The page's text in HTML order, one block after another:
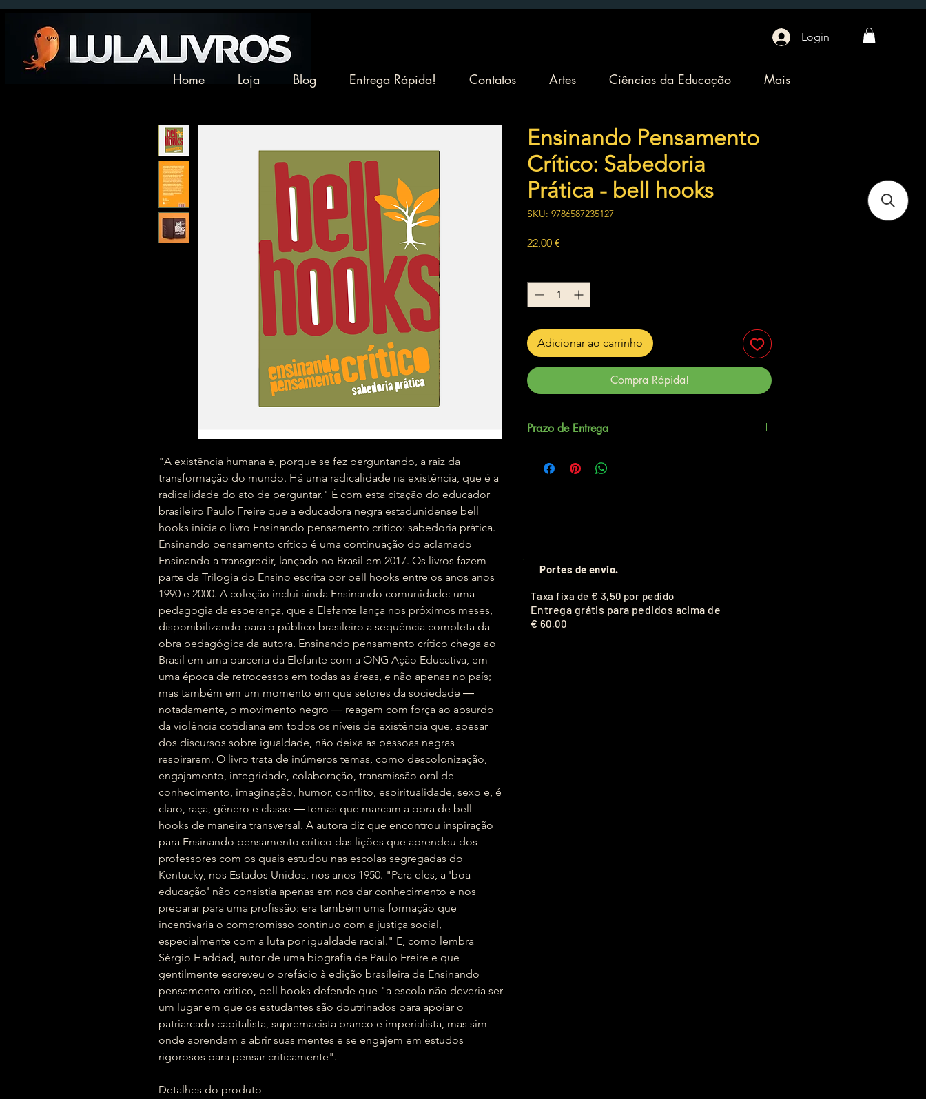
Login
Home Loja Blog Entrega Rápida! Contatos Artes Ciências da Educação Mais
"A existência humana é, porque se fez perguntando, a raiz da
transformação do mundo. Há uma radicalidade na existência, que é a
radicalidade do ato de perguntar." É com esta citação do educador
brasileiro Paulo Freire que a educadora negra estadunidense bell
hooks inicia o livro Ensinando pensamento crítico: sabedoria prática.
Ensinando pensamento crítico é uma continuação do aclamado
Ensinando a transgredir, lançado no Brasil em 2017. Os livros fazem
parte da Trilogia do Ensino escrita por bell hooks entre os anos anos
1990 e 2000. A coleção inclui ainda Ensinando comunidade: uma
pedagogia da esperança, que a Elefante lança nos próximos meses,
disponibilizando para o público brasileiro a sequência completa da
obra pedagógica da autora. Ensinando pensamento crítico chega ao
Brasil em uma parceria da Elefante com a ONG Ação Educativa, em
uma época de retrocessos em todas as áreas, e não apenas no país;
mas também em um momento em que setores da sociedade ―
notadamente, o movimento negro ― reagem com força ao absurdo
da violência cotidiana em todos os níveis de existência que, apesar
dos discursos sobre igualdade, não deixa as pessoas negras
respirarem. O livro trata de inúmeros temas, como descolonização,
engajamento, integridade, colaboração, transmissão oral de
conhecimento, imaginação, humor, conflito, espiritualidade, sexo e, é
claro, raça, gênero e classe ― temas que marcam a obra de bell
hooks de maneira transversal. A autora diz que encontrou inspiração
para Ensinando pensamento crítico das lições que aprendeu dos
professores com os quais estudou nas escolas segregadas do
Kentucky, nos Estados Unidos, nos anos 1950. "Para eles, a 'boa
educação' não consistia apenas em nos dar conhecimento e nos
preparar para uma profissão: era também uma formação que
incentivaria o compromisso contínuo com a justiça social,
especialmente com a luta por igualdade racial." E, como lembra
Sérgio Haddad, autor de uma biografia de Paulo Freire e que
gentilmente escreveu o prefácio à edição brasileira de Ensinando
pensamento crítico, bell hooks defende que "a escola não deveria ser
um lugar em que os estudantes são doutrinados para apoiar o
patriarcado capitalista, supremacista branco e imperialista, mas sim
onde aprendam a abrir suas mentes e se engajem em estudos
rigorosos para pensar criticamente".
Detalhes do produto
Ensinando Pensamento
Crítico: Sabedoria
Prática - bell hooks
SKU: 9786587235127
22,00 €
Adicionar ao carrinho
Compra Rápida!
Prazo de Entrega
Portes de envio.
Taxa fixa de € 3,50 por pedido
Entrega grátis para pedidos acima de
€ 60,00